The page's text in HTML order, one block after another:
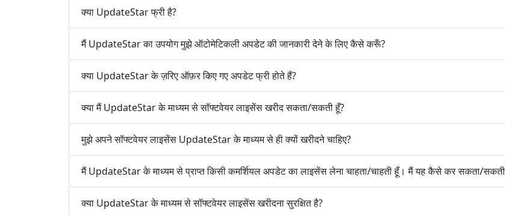
क्या UpdateStar फ्री है?
मैं UpdateStar का उपयोग मुझे ऑटोमेटिकली अपडेट की जानकारी देने के लिए कैसे करूँ?
क्या UpdateStar के ज़रिए ऑफ़र किए गए अपडेट फ्री होते हैं?
क्या मैं UpdateStar के माध्यम से सॉफ्टवेयर लाइसेंस खरीद सकता/सकती हूँ?
मुझे अपने सॉफ्टवेयर लाइसेंस UpdateStar के माध्यम से ही क्यों खरीदने चाहिए?
मैं UpdateStar के माध्यम से प्राप्त किसी कमर्शियल अपडेट का लाइसेंस लेना चाहता/चाहती हूँ। मैं यह कैसे कर सकता/
क्या UpdateStar के माध्यम से सॉफ्टवेयर लाइसेंस खरीदना सुरक्षित है?